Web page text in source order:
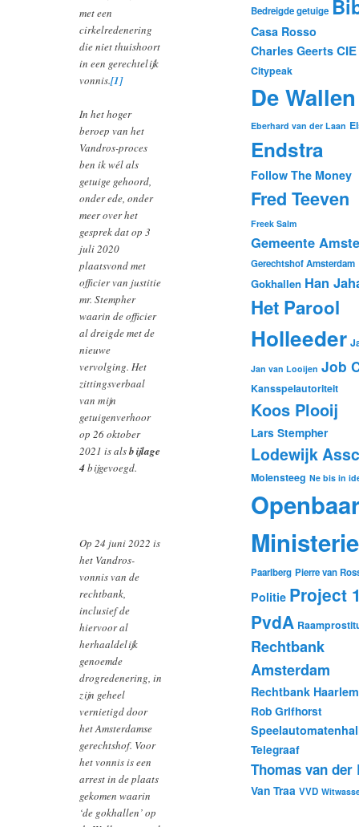
met een
cirkelredenering
die niet thuishoort
in een gerechtelijk
vonnis.[1]
In het hoger
beroep van het
Vandros-proces
ben ik wél als
getuige gehoord,
onder ede, onder
meer over het
gesprek dat op 3
juli 2020
plaatsvond met
officier van justitie
mr. Stempher
waarin de officier
al dreigde met de
nieuwe
vervolging. Het
zittingsverbaal
van mijn
getuigenverhoor
op 26 oktober
2021 is alsbijlage
4bijgevoegd.
Op 24 juni 2022 is
het Vandros-
vonnis van de
rechtbank,
inclusief de
hiervoor al
herhaaldelijk
genoemde
drogredenering, in
zijn geheel
vernietigd door
het Amsterdamse
gerechtshof. Voor
het vonnis is een
arrest in de plaats
gekomen waarin
‘de gokhallen’ op
Bedreigde getuige
Casa Rosso
Charles Geerts CIE
Citypeak
De Wallen
Eberhard van der Laan
Endstra
Follow The Money
Fred Teeven
Freek Salm
Gemeente
Gerechtshof Amsterdam
Gokhallen Han
Het Parool
Holleeder
Jan van Looijen Job
Kansspelautoriteit
Koos Plooij
Lars Stempher
Lodewijk
Molensteeg Ne bis in
Openbaar
Ministerie
Paarlberg Pierre van
Politie Project
PvdA
Rechtbank
Amsterdam
Rechtbank Haarlem
Rob Grifhorst
Telegraaf
Thomas van der
Van Traa VVD